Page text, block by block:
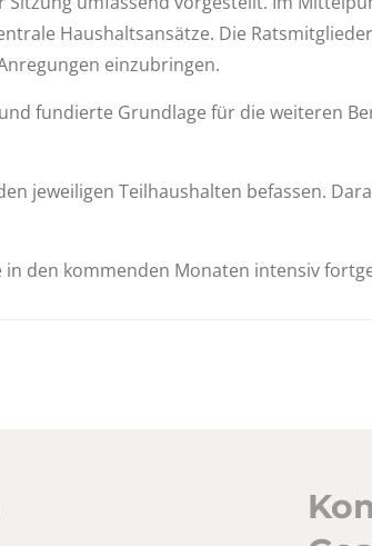
Haushaltsansätze. Die
einzubringen.
fundierte Grundlage für die weiteren
jeweiligen Teilhaushalten befassen.
den kommenden Monaten intensiv